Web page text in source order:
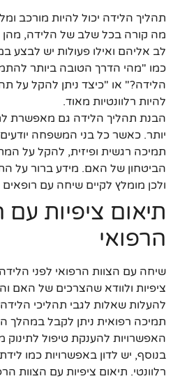
תהליך הלידה יכול להיות מורכב
מה קורה בכל שלב של הלידה, מהן
לב אליהם ואילו פעולות יש לבצע
כמו "מהי הדרך הטובה ביותר
הלידה?" או "כיצד ניתן להקל על
להיות רלוונטיות מאוד.
הבנת תהליך הלידה גם מאפשרת
יותר. כאשר כל בני המשפחה יודעים
תמיכה רגשית ופיזית, להקל על
הביטחון של האם. מידע ברור על
ולכן מומלץ לקיים שיחה עם רופאים
תיאום ציפיות עם
הרפואי
שיחה עם הצוות הרפואי לפני
ציפיות ולוודא שהצרכים של האם
להעלות שאלות לגבי תהליכי
תמיכה רפואית ניתן לקבל במהלך
האפשרויות להענקת טיפול לתינוק
בנוסף, יש לדון באפשרויות כמו
רלוונטי. תיאום ציפיות עם הצוות